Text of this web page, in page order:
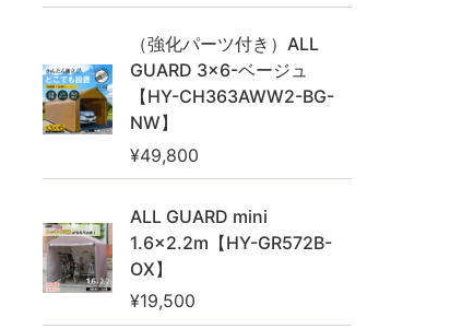
（強化パーツ付き）ALL
GUARD 3×6-ベージュ
【HY-CH363AWW2-BG-
NW】
¥49,800
ALL GUARD mini
1.6×2.2m【HY-GR572B-
OX】
¥19,500